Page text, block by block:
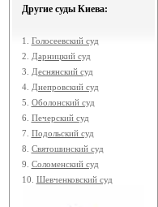
Другие суды Киева:
1. Голосеевский суд
2.
Дарницкий суд
3.
Деснянский суд
4. Днепровский суд
5. Оболонский суд
6. Печерский суд
7. Подольский суд
8. Святошинский суд
9. Соломенский суд
10. Шевченковский суд